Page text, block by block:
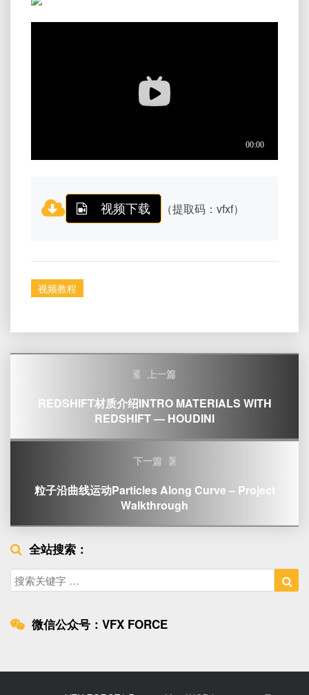
视频下载 （提取码：vfxf）
视频教程
上一篇
REDSHIFT材质介绍INTRO MATERIALS WITH
REDSHIFT — HOUDINI
下一篇
粒子沿曲线运动Particles Along Curve – Project
Walkthrough
全站搜索：
Search
for:
微信公众号：VFX FORCE